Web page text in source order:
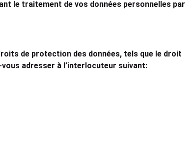
le traitement de vos données personnelles par
de protection des données, tels que le droit
adresser à l’interlocuteur suivant: